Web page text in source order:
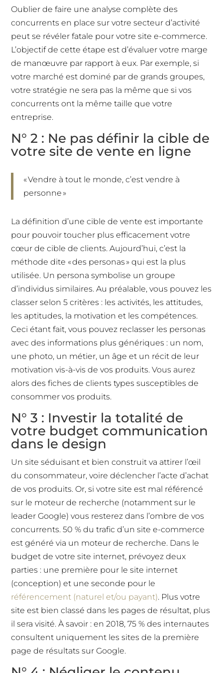
Oublier de faire une analyse complète des
concurrents en place sur votre secteur d’activité
peut se révéler fatale pour votre site e-commerce.
L’objectif de cette étape est d’évaluer votre marge
de manœuvre par rapport à eux. Par exemple, si
votre marché est dominé par de grands groupes,
votre stratégie ne sera pas la même que si vos
concurrents ont la même taille que votre
entreprise.
N° 2 : Ne pas définir la cible de
votre site de vente en ligne
« Vendre à tout le monde, c’est vendre à
personne »
La définition d’une cible de vente est importante
pour pouvoir toucher plus efficacement votre
cœur de cible de clients. Aujourd’hui, c’est la
méthode dite « des personas » qui est la plus
utilisée. Un persona symbolise un groupe
d’individus similaires. Au préalable, vous pouvez les
classer selon 5 critères : les activités, les attitudes,
les aptitudes, la motivation et les compétences.
Ceci étant fait, vous pouvez reclasser les personas
avec des informations plus génériques : un nom,
une photo, un métier, un âge et un récit de leur
motivation vis-à-vis de vos produits. Vous aurez
alors des fiches de clients types susceptibles de
consommer vos produits.
N° 3 : Investir la totalité de
votre budget communication
dans le design
Un site séduisant et bien construit va attirer l’œil
du consommateur, voire déclencher l’acte d’achat
de vos produits. Or, si votre site est mal référencé
sur le moteur de recherche (notamment sur le
leader Google) vous resterez dans l’ombre de vos
concurrents. 50 % du trafic d’un site e-commerce
est généré via un moteur de recherche. Dans le
budget de votre site internet, prévoyez deux
parties : une première pour le site internet
(conception) et une seconde pour le
référencement (naturel et/ou payant). Plus votre
site est bien classé dans les pages de résultat, plus
il sera visité. À savoir : en 2018, 75 % des internautes
consultent uniquement les sites de la première
page de résultats sur Google.